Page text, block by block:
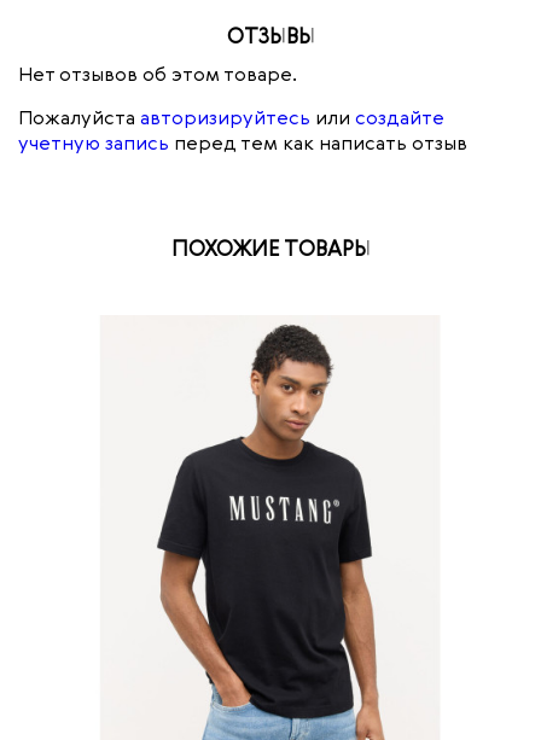
ОТЗЫВЫ
Нет отзывов об этом товаре.
Пожалуйста авторизируйтесь или создайте
учетную запись перед тем как написать отзыв
ПОХОЖИЕ ТОВАРЫ